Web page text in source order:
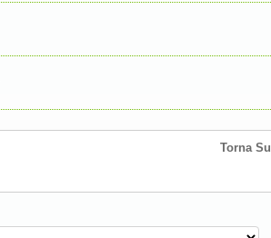
Torna Su